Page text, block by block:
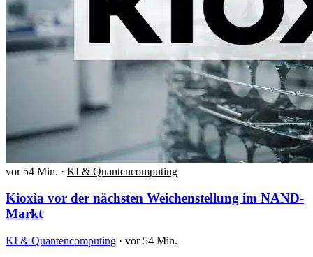
vor 54 Min. · KI & Quantencomputing
Kioxia vor der nächsten Weichenstellung im NAND-
Markt
KI & Quantencomputing · vor 54 Min.